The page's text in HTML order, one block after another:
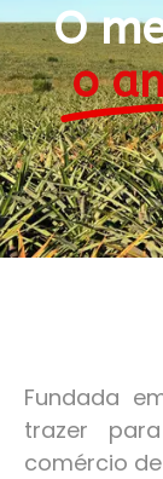
O
o
Fundada
trazer
comércio